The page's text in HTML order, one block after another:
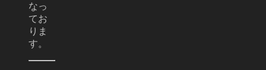
なっ
てお
りま
す。